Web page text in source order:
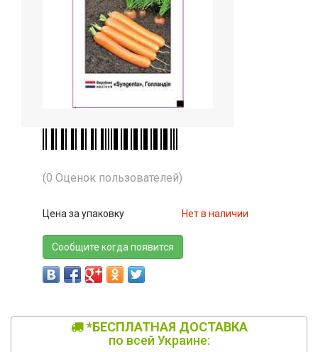
(0 Оценок пользователей)
Цена за упаковку Нет в наличии
Сообщите когда появится
*БЕСПЛАТНАЯ ДОСТАВКА
по всей Украине: